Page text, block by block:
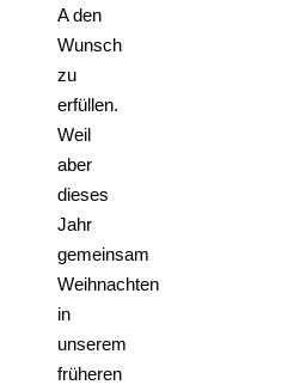
A den
Wunsch
zu
erfüllen.
Weil
aber
dieses
Jahr
gemeinsam
Weihnachten
in
unserem
früheren